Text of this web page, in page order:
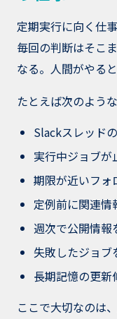
定期実行に向く仕
毎回の判断はそこ
なる。人間がやる
たとえば次のような
Slackスレッド
実行中ジョブが
期限が近いフォ
定例前に関連情
週次で公開情報
失敗したジョブ
長期記憶の更新
ここで大切なのは